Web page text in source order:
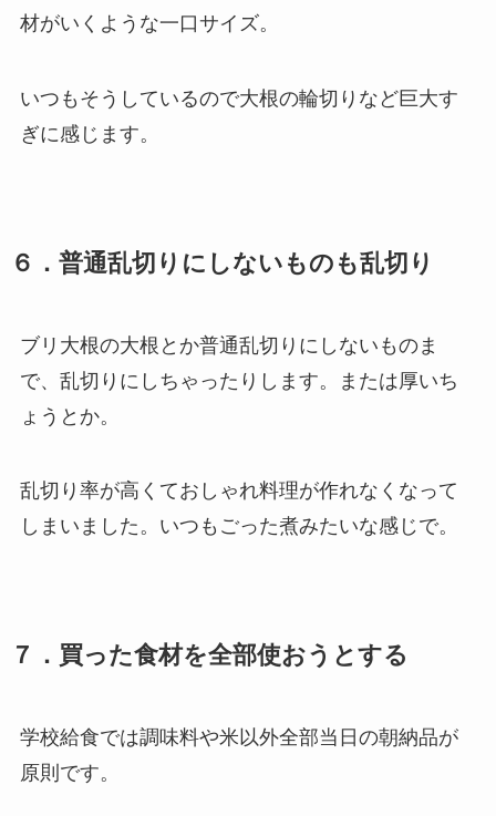
材がいくような一口サイズ。
いつもそうしているので大根の輪切りなど巨大す
ぎに感じます。
６．普通乱切りにしないものも乱切り
ブリ大根の大根とか普通乱切りにしないものま
で、乱切りにしちゃったりします。または厚いち
ょうとか。
乱切り率が高くておしゃれ料理が作れなくなって
しまいました。いつもごった煮みたいな感じで。
７．買った食材を全部使おうとする
学校給食では調味料や米以外全部当日の朝納品が
原則です。